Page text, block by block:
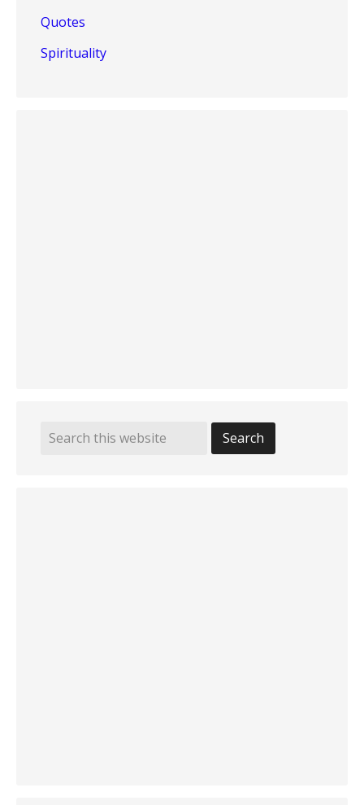
Quotes
Spirituality